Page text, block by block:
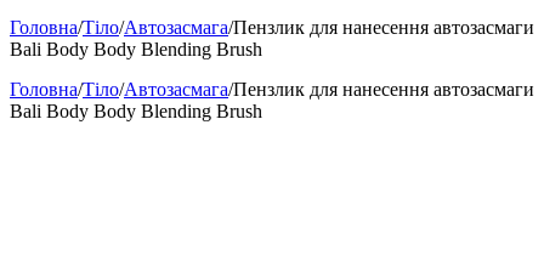
Головна/Тіло/Автозасмага/Пензлик для нанесення автозасмаги
Bali Body Body Blending Brush
Головна/Тіло/Автозасмага/Пензлик для нанесення автозасмаги
Bali Body Body Blending Brush